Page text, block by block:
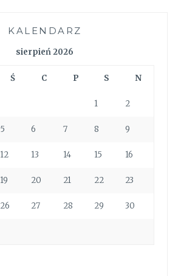
KALENDARZ
sierpień 2026
Ś C P S N
1 2
5 6 7 8 9
12 13 14 15 16
19 20 21 22 23
26 27 28 29 30